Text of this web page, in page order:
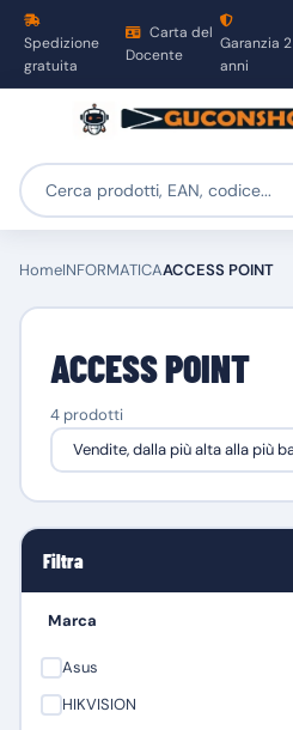
Spedizione
gratuita
Carta del
Docente
Garanzia 2
anni
HomeINFORMATICAACCESS POINT
ACCESS POINT
4 prodotti
Filtra
Marca
Asus
HIKVISION